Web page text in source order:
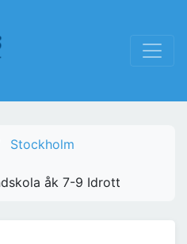
Stockholm
åk 7-9 Idrott